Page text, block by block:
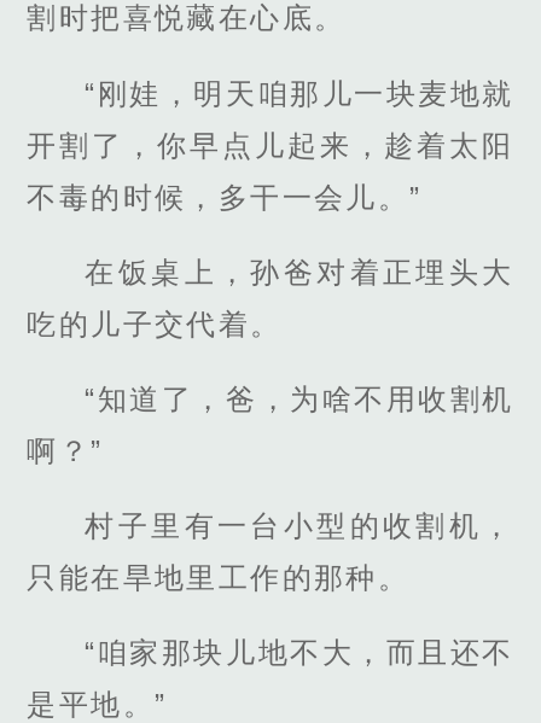
割时把喜悦藏在心底。
“刚娃，明天咱那儿一块麦地就
开割了，你早点儿起来，趁着太阳
不毒的时候，多干一会儿。”
在饭桌上，孙爸对着正埋头大
吃的儿子交代着。
“知道了，爸，为啥不用收割机
啊？”
村子里有一台小型的收割机，
只能在旱地里工作的那种。
“咱家那块儿地不大，而且还不
是平地。”